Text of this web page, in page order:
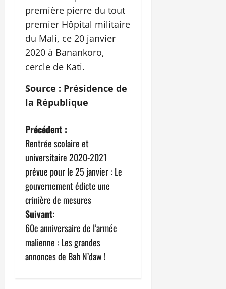
première pierre du tout
premier Hôpital militaire
du Mali, ce 20 janvier
2020 à Banankoro,
cercle de Kati.
Source : Présidence de
la République
N
a
v
i
g
a
t
Précédent :
Rentrée scolaire et
universitaire 2020-2021
prévue pour le 25 janvier : Le
gouvernement édicte une
crinière de mesures
Suivant:
60e anniversaire de l’armée
malienne : Les grandes
annonces de Bah N’daw !